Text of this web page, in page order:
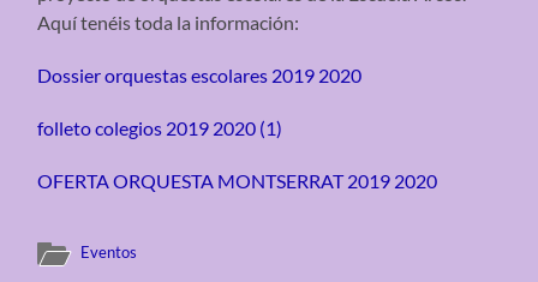
Aquí tenéis toda la información:
Dossier orquestas escolares 2019 2020
folleto colegios 2019 2020 (1)
OFERTA ORQUESTA MONTSERRAT 2019 2020
Eventos